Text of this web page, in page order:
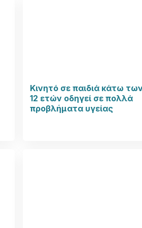
Κινητό σε παιδιά κάτω
12 ετών οδηγεί σε πολλά
προβλήματα υγείας